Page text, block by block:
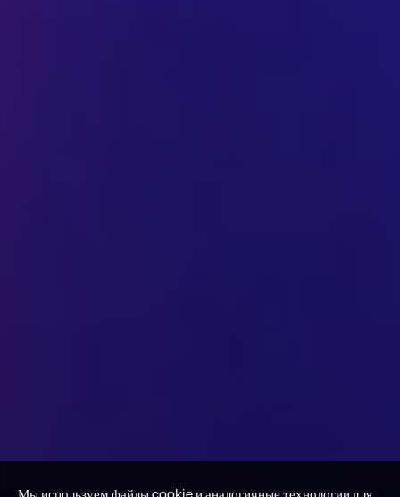
Мы используем файлы cookie и аналогичные технологии для